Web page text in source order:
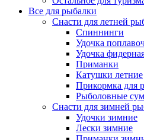
Все для рыбалки
Снасти для летней
Спиннинги
Удочка
Удочка
Приманки
Катушки летние
Прикормка для
Рыболовные
Снасти для зимней
Удочки зимние
Лески зимние